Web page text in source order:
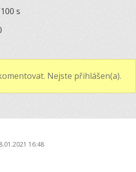
s
Nejste přihlášen(a).
16:48